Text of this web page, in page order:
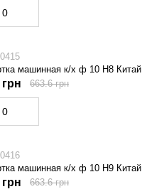
машинная к/х ф 10 Н8 Китай
663.6 грн
машинная к/х ф 10 Н9 Китай
663.6 грн